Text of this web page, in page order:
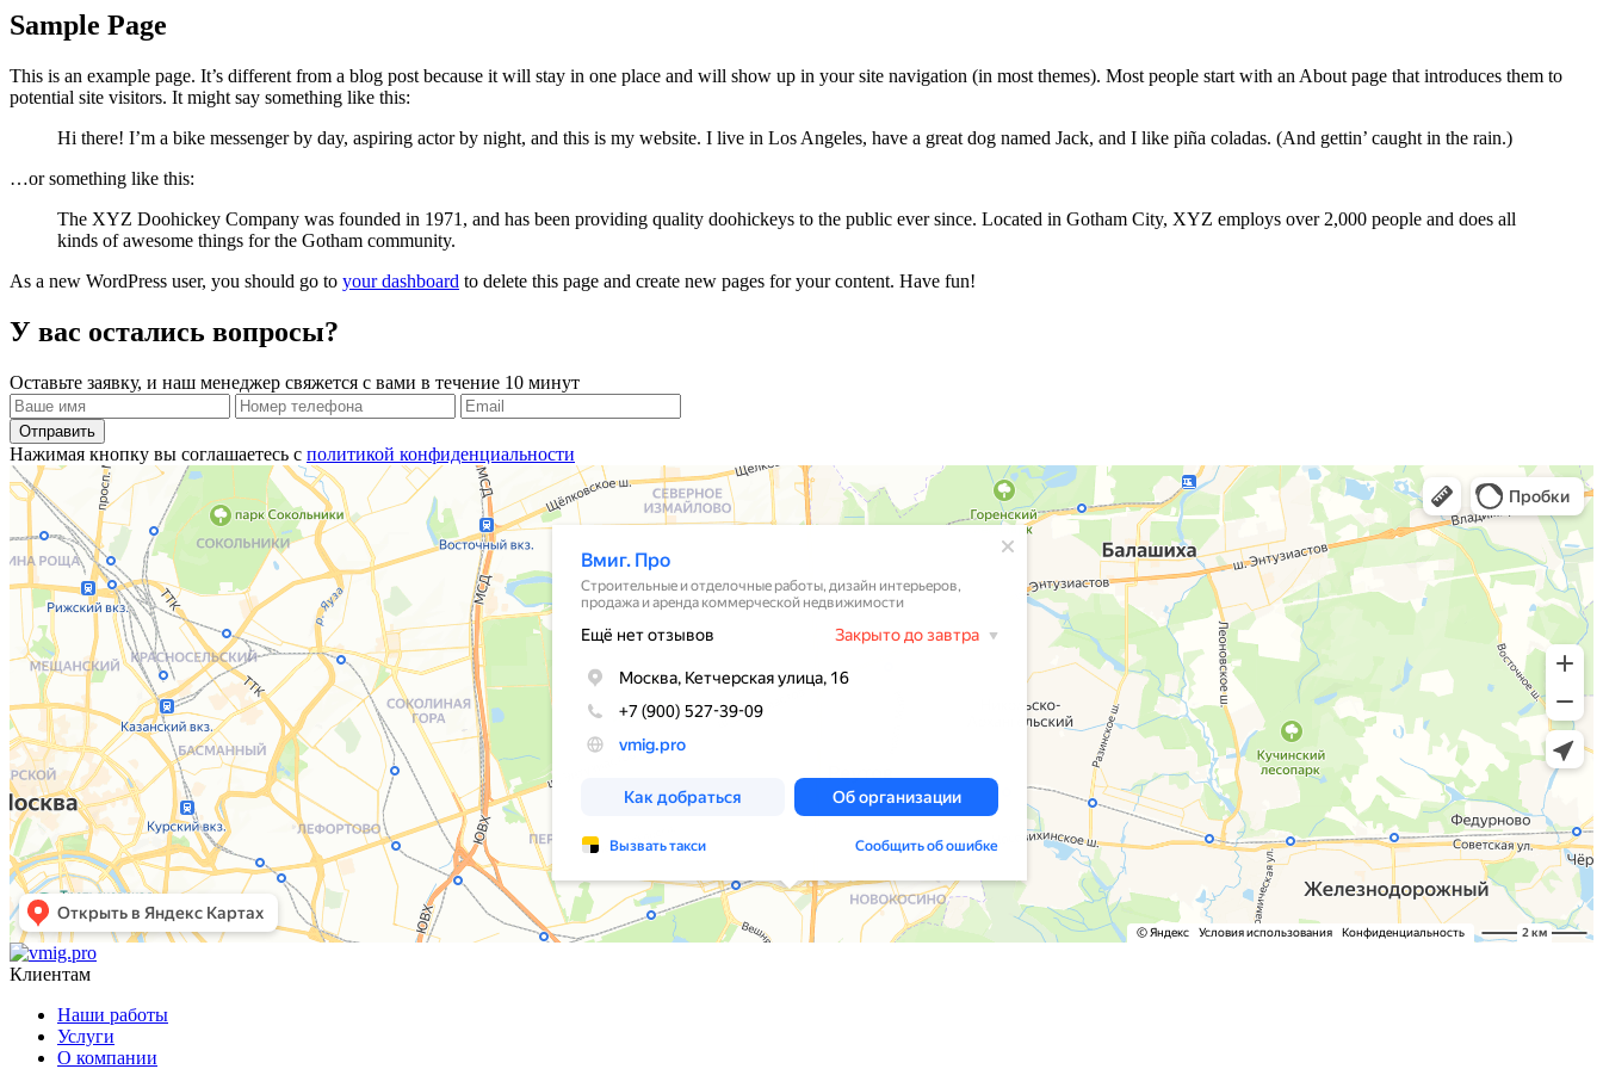
Sample Page
This is an example page. It’s different from a blog post because it will stay in one place and will show up in your site navigation (in most themes). Most people start with an About page that introduces them to
potential site visitors. It might say something like this:
Hi there! I’m a bike messenger by day, aspiring actor by night, and this is my website. I live in Los Angeles, have a great dog named Jack, and I like piña coladas. (And gettin’ caught in the rain.)
…or something like this:
The XYZ Doohickey Company was founded in 1971, and has been providing quality doohickeys to the public ever since. Located in Gotham City, XYZ employs over 2,000 people and does all
kinds of awesome things for the Gotham community.
As a new WordPress user, you should go to your dashboard to delete this page and create new pages for your content. Have fun!
У вас остались вопросы?
Оставьте заявку, и наш менеджер свяжется с вами в течение 10 минут
Отправить
Нажимая кнопку вы соглашаетесь с политикой конфиденциальности
Клиентам
Наши работы
Услуги
О компании